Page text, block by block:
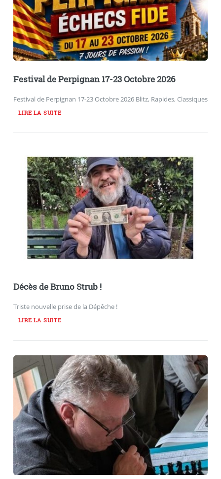
Festival de Perpignan 17-23 Octobre 2026
Festival de Perpignan 17-23 Octobre 2026 Blitz, Rapides, Classiques
LIRE LA SUITE
Décès de Bruno Strub !
Triste nouvelle prise de la Dépêche !
LIRE LA SUITE